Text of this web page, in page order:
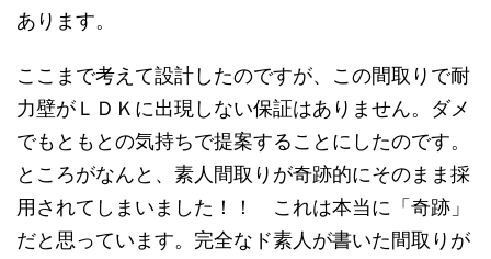
あります。
ここまで考えて設計したのですが、この間取りで耐
力壁がＬＤＫに出現しない保証はありません。ダメ
でもともとの気持ちで提案することにしたのです。
ところがなんと、素人間取りが奇跡的にそのまま採
用されてしまいました！！ これは本当に「奇跡」
だと思っています。完全なド素人が書いた間取りが